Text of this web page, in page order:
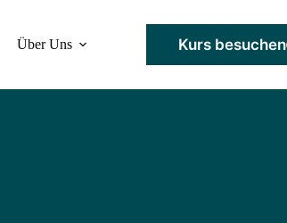
Über Uns Kurs besuchen